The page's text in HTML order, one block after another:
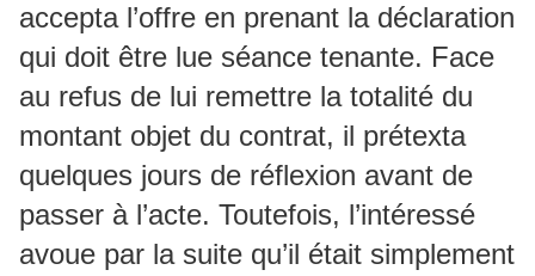
accepta l’offre en prenant la déclaration
qui doit être lue séance tenante. Face
au refus de lui remettre la totalité du
montant objet du contrat, il prétexta
quelques jours de réflexion avant de
passer à l’acte. Toutefois, l’intéressé
avoue par la suite qu’il était simplement